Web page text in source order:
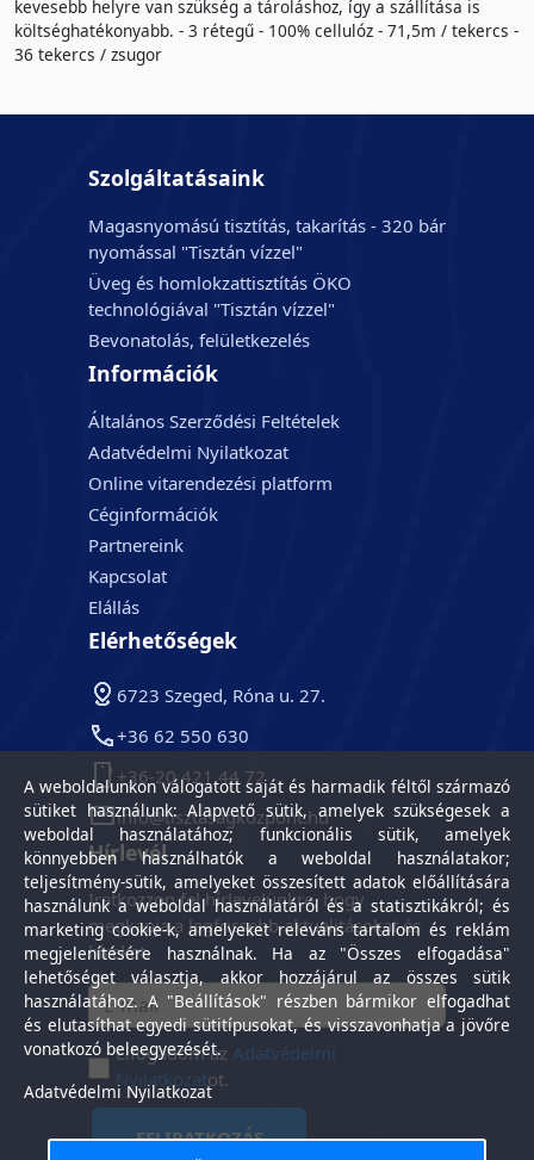
kevesebb helyre van szükség a tároláshoz, így a szállítása is
költséghatékonyabb. - 3 rétegű - 100% cellulóz - 71,5m / tekercs -
36 tekercs / zsugor
Szolgáltatásaink
Magasnyomású tisztítás, takarítás - 320 bár
nyomással "Tisztán vízzel"
Üveg és homlokzattisztítás ÖKO
technológiával "Tisztán vízzel"
Bevonatolás, felületkezelés
Információk
Általános Szerződési Feltételek
Adatvédelmi Nyilatkozat
Online vitarendezési platform
Céginformációk
Partnereink
Kapcsolat
Elállás
Elérhetőségek
6723 Szeged, Róna u. 27.
+36 62 550 630
+36-20 421 44 72
info@tisztasagkozpont.hu
Hírlevél
Iratkozzon fel hírlevelünkre, hogy
megkapja a legfrissebb aktualitásokat és
híreket.
Elfogadom azAdatvédelmi
Nyilatkozatot.
FELIRATKOZÁS
A weboldalunkon válogatott saját és harmadik féltől származó
sütiket használunk: Alapvető sütik, amelyek szükségesek a
weboldal használatához; funkcionális sütik, amelyek
könnyebben használhatók a weboldal használatakor;
teljesítmény-sütik, amelyeket összesített adatok előállítására
használunk a weboldal használatáról és a statisztikákról; és
marketing cookie-k, amelyeket releváns tartalom és reklám
megjelenítésére használnak. Ha az "Összes elfogadása"
lehetőséget választja, akkor hozzájárul az összes sütik
használatához. A "Beállítások" részben bármikor elfogadhat
és elutasíthat egyedi sütitípusokat, és visszavonhatja a jövőre
vonatkozó beleegyezését.
Adatvédelmi Nyilatkozat